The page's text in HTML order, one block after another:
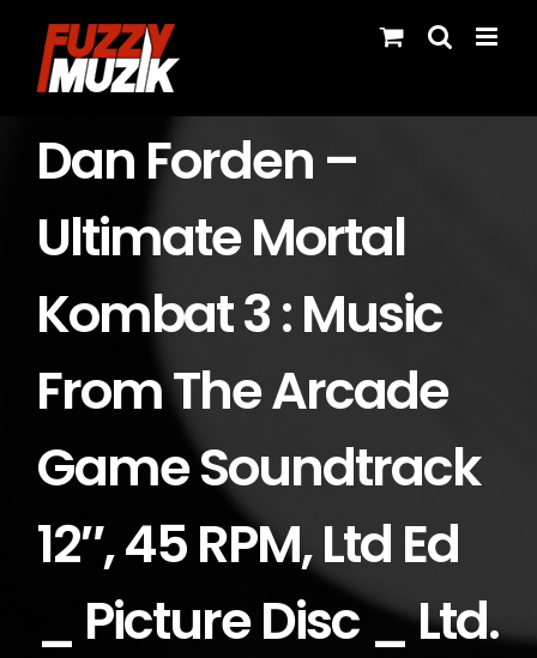
content
Dan Forden ‎–
Ultimate Mortal
Kombat 3 : Music
From The Arcade
Game Soundtrack
12″, 45 RPM, Ltd Ed
_ Picture Disc _ Ltd.